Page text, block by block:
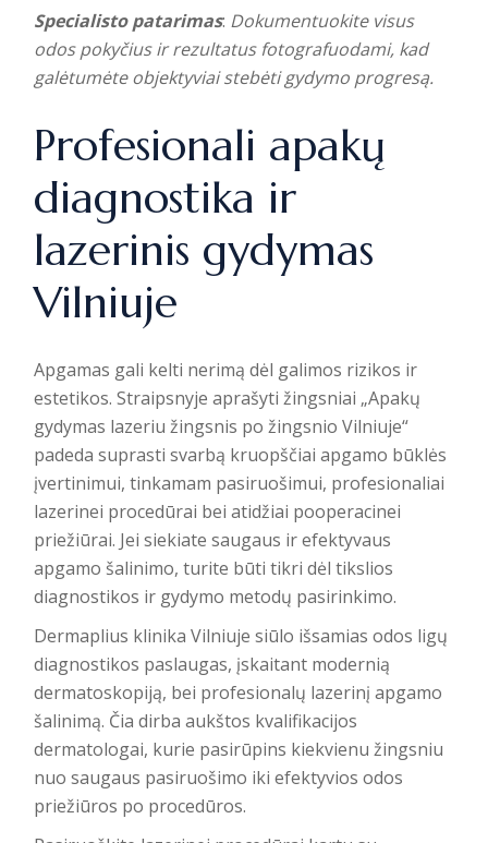
Specialisto patarimas: Dokumentuokite visus
odos pokyčius ir rezultatus fotografuodami, kad
galėtumėte objektyviai stebėti gydymo progresą.
Profesionali apakų
diagnostika ir
lazerinis gydymas
Vilniuje
Apgamas gali kelti nerimą dėl galimos rizikos ir
estetikos. Straipsnyje aprašyti žingsniai „Apakų
gydymas lazeriu žingsnis po žingsnio Vilniuje“
padeda suprasti svarbą kruopščiai apgamo būklės
įvertinimui, tinkamam pasiruošimui, profesionaliai
lazerinei procedūrai bei atidžiai pooperacinei
priežiūrai. Jei siekiate saugaus ir efektyvaus
apgamo šalinimo, turite būti tikri dėl tikslios
diagnostikos ir gydymo metodų pasirinkimo.
Dermaplius klinika Vilniuje siūlo išsamias odos ligų
diagnostikos paslaugas, įskaitant modernią
dermatoskopiją, bei profesionalų lazerinį apgamo
šalinimą. Čia dirba aukštos kvalifikacijos
dermatologai, kurie pasirūpins kiekvienu žingsniu
nuo saugaus pasiruošimo iki efektyvios odos
priežiūros po procedūros.